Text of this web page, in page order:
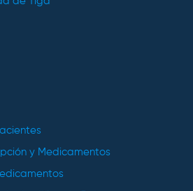
y Medicamentos